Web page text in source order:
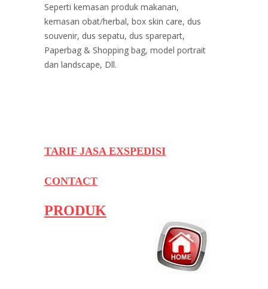
Seperti kemasan produk makanan,
kemasan obat/herbal, box skin care, dus
souvenir, dus sepatu, dus sparepart,
Paperbag & Shopping bag, model portrait
dan landscape, Dll.
TARIF JASA EXSPEDISI
CONTACT
PRODUK